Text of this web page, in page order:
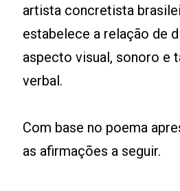
artista concretista
estabelece a relação de
aspecto visual, sonoro e
verbal.
Com base no poema
as afirmações a seguir.